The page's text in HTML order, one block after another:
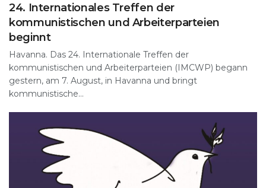
24. Internationales Treffen der
kommunistischen und Arbeiterparteien
beginnt
Havanna. Das 24. Internationale Treffen der
kommunistischen und Arbeiterparteien (IMCWP) begann
gestern, am 7. August, in Havanna und bringt
kommunistische...